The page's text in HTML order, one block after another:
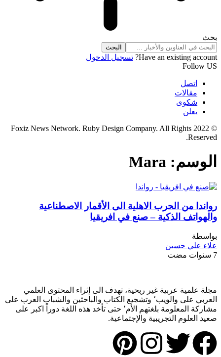
بحث
Have an existing account?
تسجيل الدخول
Follow US
اتصل
مقالات
شكوى
يعلن
© 2022 Foxiz News Network. Ruby Design Company. All Rights
Reserved.
الوسم: Mara
رواندا من الحرب الاهلية الى الأقمار الاصطناعية
والهواتف الذكية – صنع في افريقيا
بواسطة
علاء علي حسين
7 سنوات مضت
مجلة علمية عربية غير ربحية، تهدف الى إثراء المحتوى العلمي
العربي على والويب٬ وتشجيع الكتاب والباحثين والشباب العرب على
مشاركة المعلومة بلغتهم الأم٬ حتى تأخد هذه اللغة دوراً اكبر على
صعيد العلوم التجريبية والإجتماعية.